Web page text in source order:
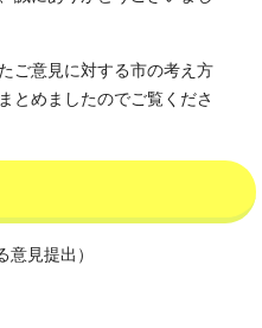
ご意見に対する市の考え方
とめましたのでご覧くださ
見提出）